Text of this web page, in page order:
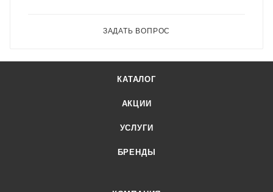
ЗАДАТЬ ВОПРОС
КАТАЛОГ
АКЦИИ
УСЛУГИ
БРЕНДЫ